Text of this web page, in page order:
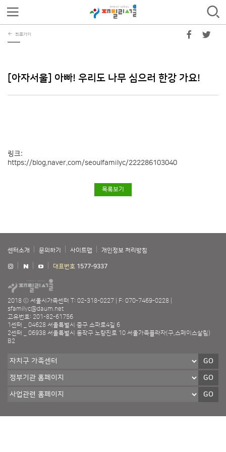
뒤로가기
[아자서울] 아빠! 우리도 나무 심으러 한강 가요!
링크:
https://blog.naver.com/seoulfamilyc/222286103040
목록보기
센터소개 문의하기 사이트맵 개인정보 처리방침
대표번호 1577-9337
2018 ⓒ 서울시가족센터 T: 02-318-0227
F: 070-7469-0228
sfamilyc@daum.net
고유번호: 201-82-61756
1센터 _ 04628 서울특별시 중구 소파로4길 6
2센터 _ 06938 서울특별시 동작구 노량진로 10 서울가족플라자(구,스페이스살림)
B2
GO
GO
GO